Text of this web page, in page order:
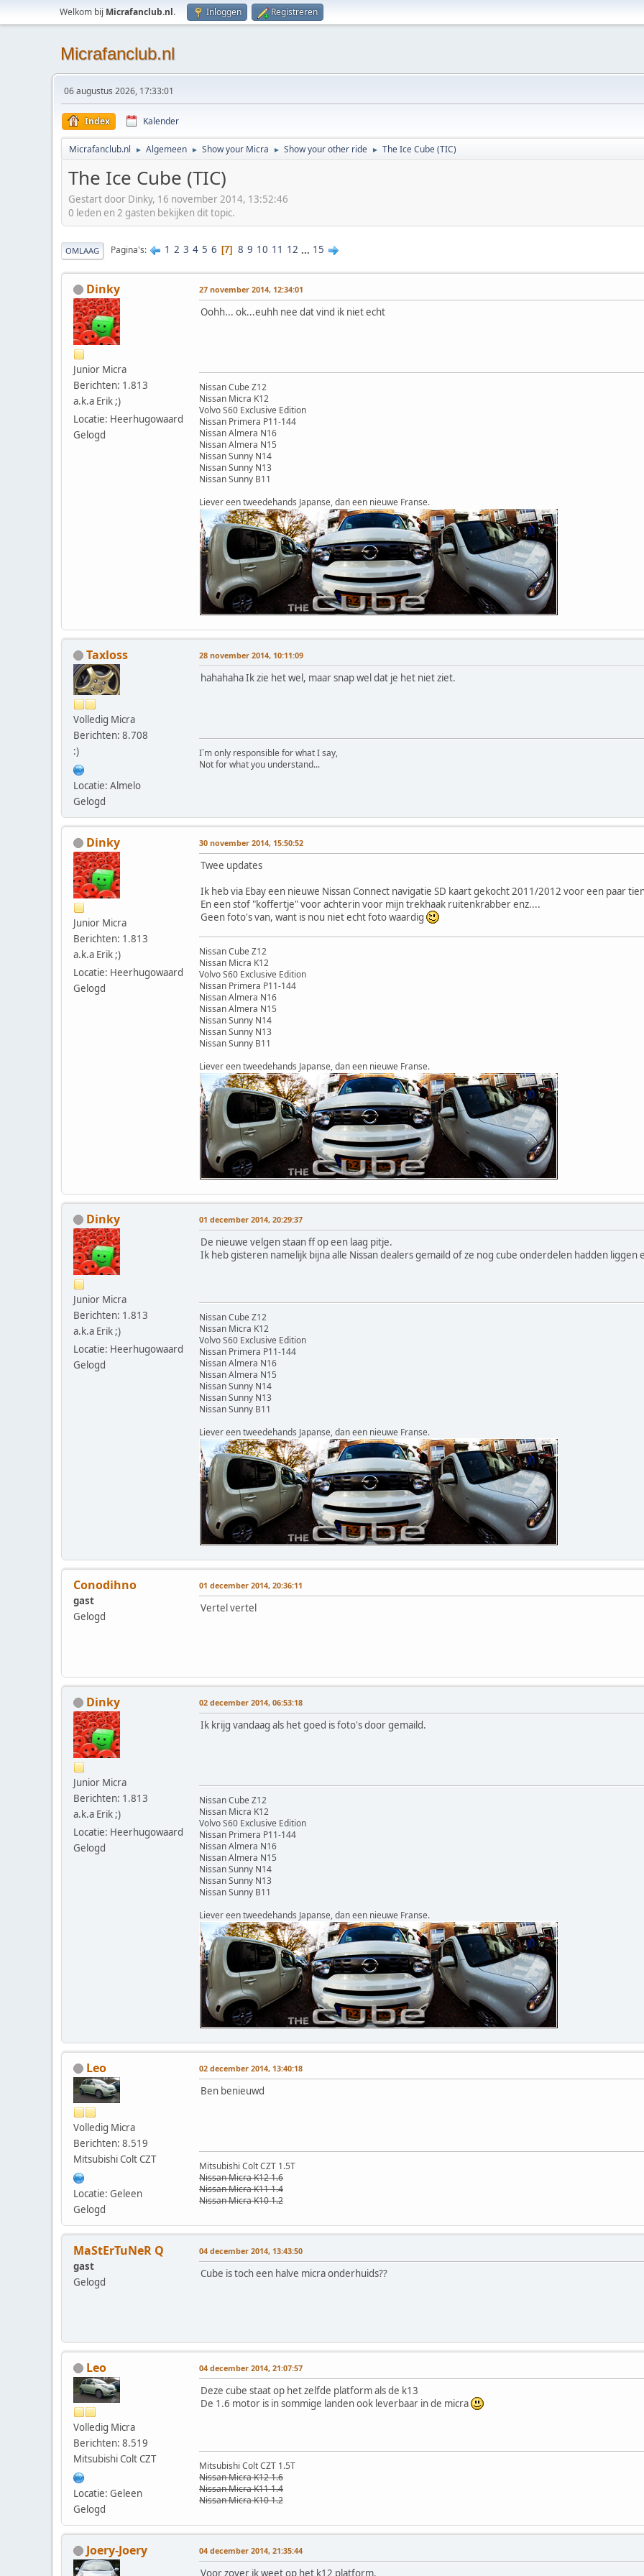
Welkom bij Micrafanclub.nl. Inloggen Registreren
Micrafanclub.nl
06 augustus 2026, 17:33:01
Index Kalender
Micrafanclub.nl ► Algemeen ► Show your Micra ► Show your other ride ► The Ice Cube (TIC)
The Ice Cube (TIC)
Gestart door Dinky, 16 november 2014, 13:52:46
0 leden en 2 gasten bekijken dit topic.
OMLAAG Pagina's 1 2 3 4 5 6 7 8 9 10 11 12 ... 15
Dinky
Junior Micra
Berichten: 1.813
a.k.a Erik ;)
Locatie: Heerhugowaard
Gelogd
27 november 2014, 12:34:01
Oohh... ok...euhh nee dat vind ik niet echt
Nissan Cube Z12
Nissan Micra K12
Volvo S60 Exclusive Edition
Nissan Primera P11-144
Nissan Almera N16
Nissan Almera N15
Nissan Sunny N14
Nissan Sunny N13
Nissan Sunny B11
Liever een tweedehands Japanse, dan een nieuwe Franse.
Taxloss
Volledig Micra
Berichten: 8.708
:)
Locatie: Almelo
Gelogd
28 november 2014, 10:11:09
hahahaha Ik zie het wel, maar snap wel dat je het niet ziet.
I`m only responsible for what I say,
Not for what you understand...
Dinky
Junior Micra
Berichten: 1.813
a.k.a Erik ;)
Locatie: Heerhugowaard
Gelogd
30 november 2014, 15:50:52
Twee updates
Ik heb via Ebay een nieuwe Nissan Connect navigatie SD kaart gekocht 2011/2012 voor een paar
En een stof "koffertje" voor achterin voor mijn trekhaak ruitenkrabber enz....
Geen foto's van, want is nou niet echt foto waardig
Nissan Cube Z12
Nissan Micra K12
Volvo S60 Exclusive Edition
Nissan Primera P11-144
Nissan Almera N16
Nissan Almera N15
Nissan Sunny N14
Nissan Sunny N13
Nissan Sunny B11
Liever een tweedehands Japanse, dan een nieuwe Franse.
Dinky
Junior Micra
Berichten: 1.813
a.k.a Erik ;)
Locatie: Heerhugowaard
Gelogd
01 december 2014, 20:29:37
De nieuwe velgen staan ff op een laag pitje.
Ik heb gisteren namelijk bijna alle Nissan dealers gemaild of ze nog cube onderdelen hadden
Nissan Cube Z12
Nissan Micra K12
Volvo S60 Exclusive Edition
Nissan Primera P11-144
Nissan Almera N16
Nissan Almera N15
Nissan Sunny N14
Nissan Sunny N13
Nissan Sunny B11
Liever een tweedehands Japanse, dan een nieuwe Franse.
Conodihno
gast
Gelogd
01 december 2014, 20:36:11
Vertel vertel
Dinky
Junior Micra
Berichten: 1.813
a.k.a Erik ;)
Locatie: Heerhugowaard
Gelogd
02 december 2014, 06:53:18
Ik krijg vandaag als het goed is foto's door gemaild.
Nissan Cube Z12
Nissan Micra K12
Volvo S60 Exclusive Edition
Nissan Primera P11-144
Nissan Almera N16
Nissan Almera N15
Nissan Sunny N14
Nissan Sunny N13
Nissan Sunny B11
Liever een tweedehands Japanse, dan een nieuwe Franse.
Leo
Volledig Micra
Berichten: 8.519
Mitsubishi Colt CZT
Locatie: Geleen
Gelogd
02 december 2014, 13:40:18
Ben benieuwd
Mitsubishi Colt CZT 1.5T
Nissan Micra K12 1.6
Nissan Micra K11 1.4
Nissan Micra K10 1.2
MaStErTuNeR Q
gast
Gelogd
04 december 2014, 13:43:50
Cube is toch een halve micra onderhuids??
Leo
Volledig Micra
Berichten: 8.519
Mitsubishi Colt CZT
Locatie: Geleen
Gelogd
04 december 2014, 21:07:57
Deze cube staat op het zelfde platform als de k13
De 1.6 motor is in sommige landen ook leverbaar in de micra
Mitsubishi Colt CZT 1.5T
Nissan Micra K12 1.6
Nissan Micra K11 1.4
Nissan Micra K10 1.2
Joery-Joery 04 december 2014, 21:35:44
Voor zover ik weet op het k12 platform.